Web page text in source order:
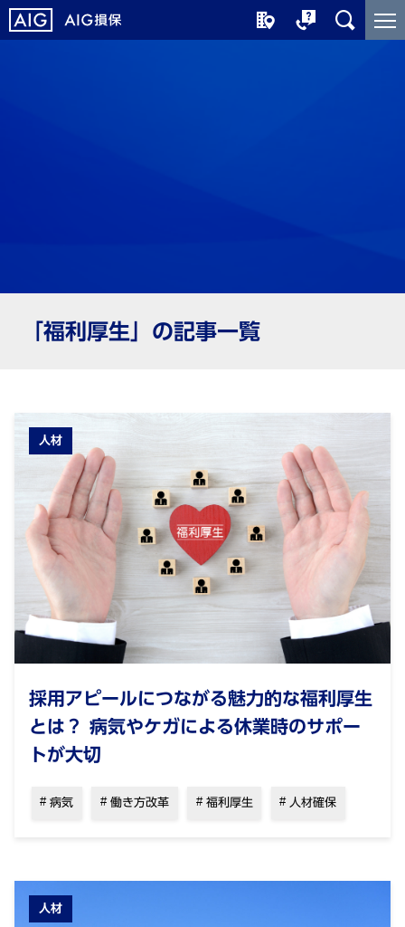
メ
イ
こ
こ
「福利厚生」の記事一覧
人材
採用アピールにつながる魅力的な福利厚生
とは？ 病気やケガによる休業時のサポー
トが大切
病気 働き方改革 福利厚生 人材確保
人材